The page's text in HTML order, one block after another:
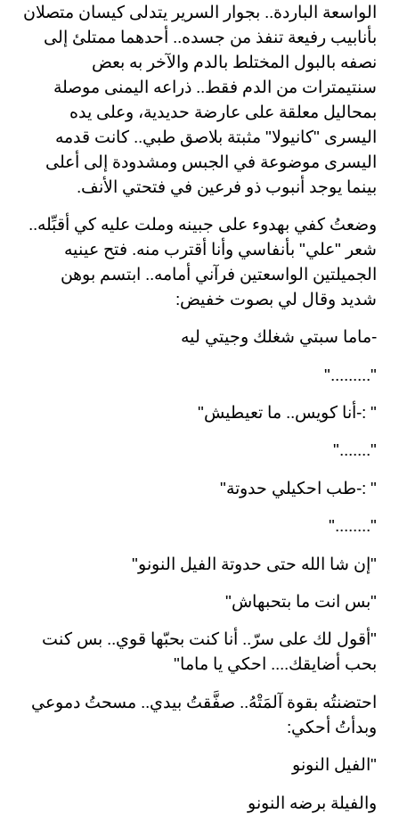
الواسعة الباردة.. بجوار السرير يتدلى كيسان متصلان
بأنابيب رفيعة تنفذ من جسده.. أحدهما ممتلئ إلى
نصفه بالبول المختلط بالدم والآخر به بعض
سنتيمترات من الدم فقط.. ذراعه اليمنى موصلة
بمحاليل معلقة على عارضة حديدية، وعلى يده
اليسرى "كانيولا" مثبتة بلاصق طبي.. كانت قدمه
اليسرى موضوعة في الجبس ومشدودة إلى أعلى
بينما يوجد أنبوب ذو فرعين في فتحتي الأنف.
وضعتُ كفي بهدوء على جبينه وملت عليه كي أقبِّله..
شعر "علي" بأنفاسي وأنا أقترب منه. فتح عينيه
الجميلتين الواسعتين فرآني أمامه.. ابتسم بوهن
شديد وقال لي بصوت خفيض:
-ماما سبتي شغلك وجيتي ليه
"........."
-: " أنا كويس.. ما تعيطيش"
"......."
-: "طب احكيلي حدوتة"
"........"
"إن شا الله حتى حدوتة الفيل النونو"
"بس انت ما بتحبهاش"
"أقول لك على سرّ.. أنا كنت بحبّها قوي.. بس كنت
بحب أضايقك.... احكي يا ماما"
احتضنتُه بقوة آلمَتْهُ.. صفَّقتُ بيدي.. مسحتُ دموعي
وبدأتُ أحكي:
" الفيل النونو
والفيلة برضه النونو